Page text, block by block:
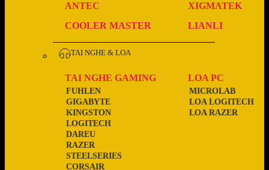
ANTEC
XIGMATEK
COOLER MASTER
LIANLI
TAI NGHE & LOA
TAI NGHE GAMING
CORSAIR
STEELSERIES
RAZER
DAREU
LOGITECH
KINGSTON
GIGABYTE
FUHLEN
LOA PC
LOA RAZER
LOA LOGITECH
MICROLAB